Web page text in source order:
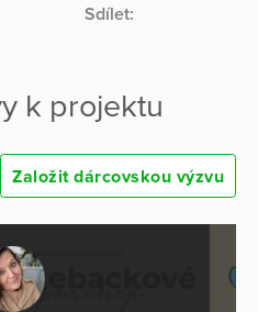
Sdílet:
k projektu
Založit dárcovskou výzvu